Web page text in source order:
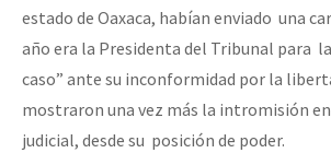
estado de Oaxaca, habían enviado una
año era la Presidenta del Tribunal para
caso” ante su inconformidad por la
mostraron una vez más la intromisión
judicial, desde su posición de poder.